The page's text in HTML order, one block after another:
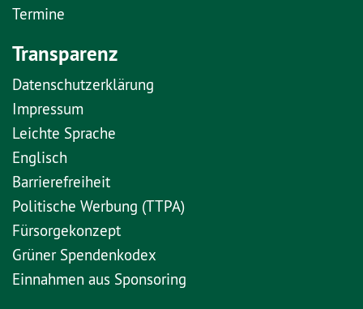
Termine
Transparenz
Datenschutzerklärung
Impressum
Leichte Sprache
Englisch
Barrierefreiheit
Politische Werbung (TTPA)
Fürsorgekonzept
Grüner Spendenkodex
Einnahmen aus Sponsoring